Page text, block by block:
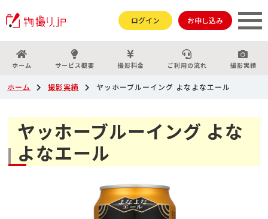
ログイン お申し込み
ホーム サービス概要 撮影料金 ご利用の流れ 撮影実績
ホーム 撮影実績 ヤッホーブルーイング よなよなエール
ヤッホーブルーイング よな
よなエール